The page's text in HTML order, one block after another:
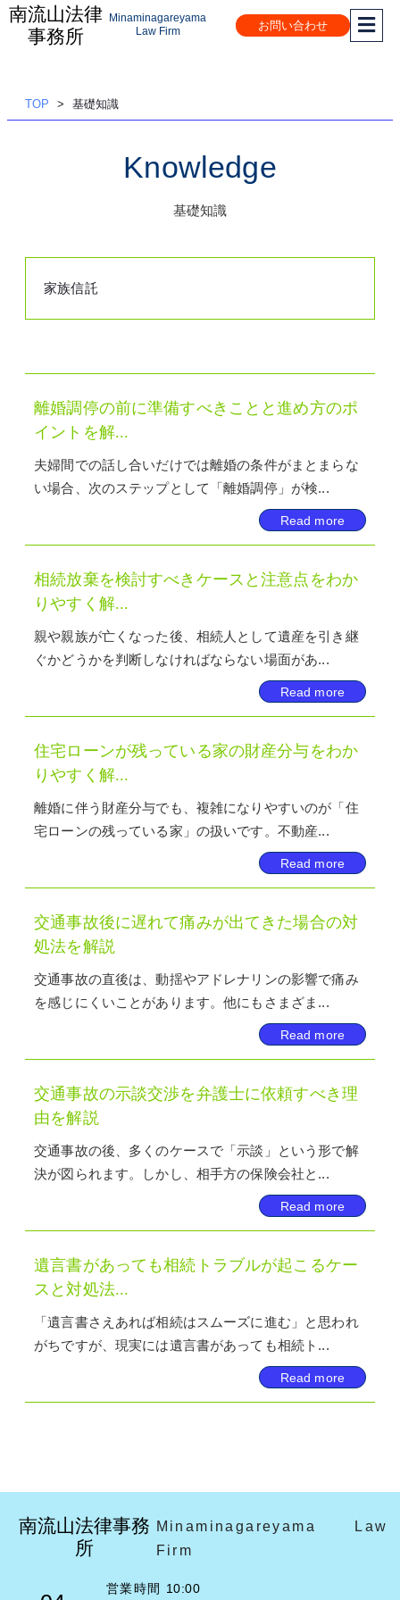
内
南流山法律
事務所
Minaminagareyama
Law Firm
お問い合わせ
TOP 基礎知識
Knowledge
基礎知識
家族信託
離婚調停の前に準備すべきことと進め方のポ
イントを解...
夫婦間での話し合いだけでは離婚の条件がまとまらな
い場合、次のステップとして「離婚調停」が検...
Read more
相続放棄を検討すべきケースと注意点をわか
りやすく解...
親や親族が亡くなった後、相続人として遺産を引き継
ぐかどうかを判断しなければならない場面があ...
Read more
住宅ローンが残っている家の財産分与をわか
りやすく解...
離婚に伴う財産分与でも、複雑になりやすいのが「住
宅ローンの残っている家」の扱いです。不動産...
Read more
交通事故後に遅れて痛みが出てきた場合の対
処法を解説
交通事故の直後は、動揺やアドレナリンの影響で痛み
を感じにくいことがあります。他にもさまざま...
Read more
交通事故の示談交渉を弁護士に依頼すべき理
由を解説
交通事故の後、多くのケースで「示談」という形で解
決が図られます。しかし、相手方の保険会社と...
Read more
遺言書があっても相続トラブルが起こるケー
スと対処法...
「遺言書さえあれば相続はスムーズに進む」と思われ
がちですが、現実には遺言書があっても相続ト...
Read more
南流山法律事務
所
Minaminagareyama Law
Firm
営業時間 10:00